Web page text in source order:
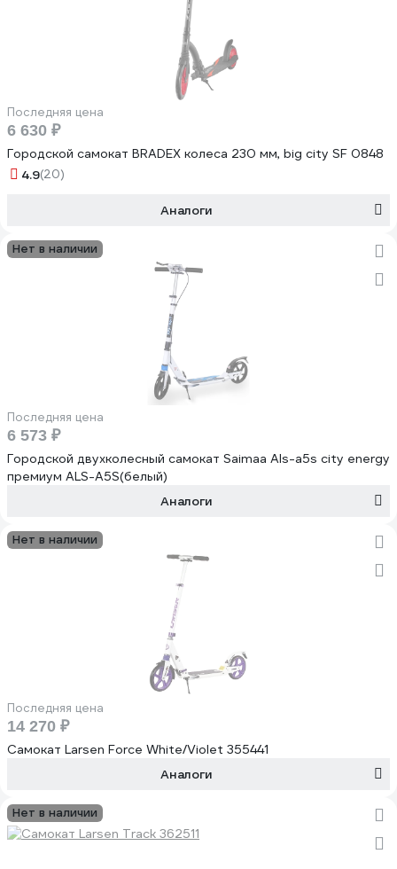
Последняя цена
6 630 ₽
Городской самокат BRADEX колеса 230 мм, big city SF 0848
4.9(20)
Аналоги
Нет в наличии
Последняя цена
6 573 ₽
Городской двухколесный самокат Saimaa Als-a5s city energy
премиум ALS-A5S(белый)
Аналоги
Нет в наличии
Последняя цена
14 270 ₽
Самокат Larsen Force White/Violet 355441
Аналоги
Нет в наличии